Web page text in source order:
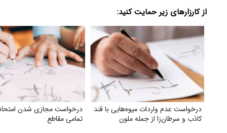
از کارزارهای زیر حمایت کنید:
درخواست عدم واردات میوه‌هایی با قند
کاذب و سرطان‌زا از جمله ملون
درخواست مجازی شدن
تمامی مقاطع